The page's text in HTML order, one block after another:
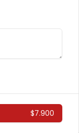
Palta,
Bañado En
$7.900